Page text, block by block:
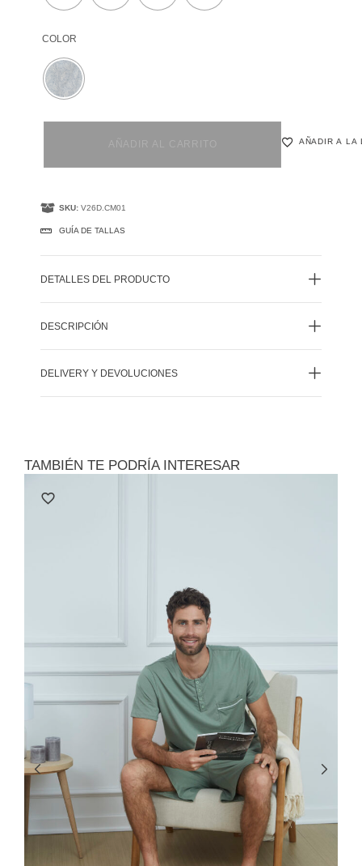
COLOR
AÑADIR AL CARRITO AÑADIR A LA
SKU: V26D.CM01
GUÍA DE TALLAS
DETALLES DEL PRODUCTO
DESCRIPCIÓN
DELIVERY Y DEVOLUCIONES
TAMBIÉN TE PODRÍA INTERESAR